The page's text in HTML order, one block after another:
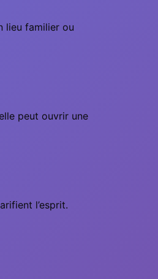
lieu familier ou
peut ouvrir une
l’esprit.